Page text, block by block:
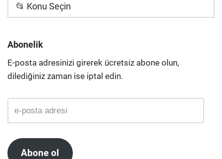
📂 Konu Seçin
Abonelik
E-posta adresinizi girerek ücretsiz abone olun,
dilediğiniz zaman ise iptal edin.
Abone ol